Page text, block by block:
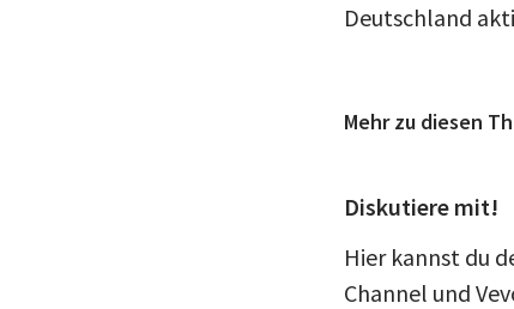
Deutschland
Mehr zu diesen
Diskutiere mit!
Hier kannst du
Channel und